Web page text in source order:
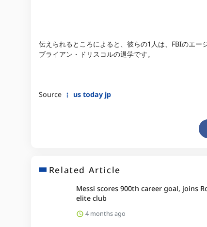
伝えられるところによると、彼らの1人は、FBIのエ
ブライアン・ドリスコルの退学です。
Source us today jp
Related Article
Messi scores 900th career goal, joins
elite club
4 months ago